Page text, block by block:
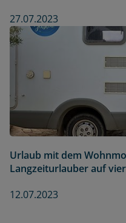
27.07.2023
Urlaub mit dem
Langzeiturlauber auf
12.07.2023